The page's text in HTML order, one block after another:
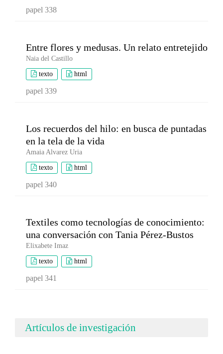
papel 338
Entre flores y medusas. Un relato entretejido
Naia del Castillo
texto html
papel 339
Los recuerdos del hilo: en busca de puntadas
en la tela de la vida
Amaia Alvarez Uria
texto html
papel 340
Textiles como tecnologías de conocimiento:
una conversación con Tania Pérez-Bustos
Elixabete Imaz
texto html
papel 341
Artículos de investigación